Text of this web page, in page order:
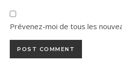
Prévenez-moi de tous les